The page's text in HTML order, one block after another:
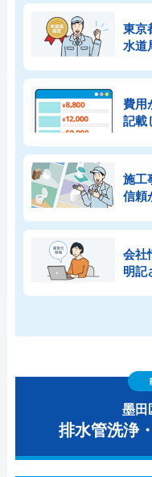
東京
水道
費用
記載
施工
信頼
会社
明記
墨田
排水管洗浄